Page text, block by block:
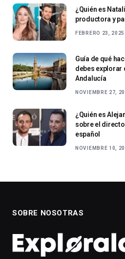
¿Quién es
productora y
FEBRERO 23, 2025
Guía de qué
debes explorar
Andalucía
NOVIEMBRE 27,
¿Quién es
sobre el
español
NOVIEMBRE 10,
SOBRE NOSOTRAS